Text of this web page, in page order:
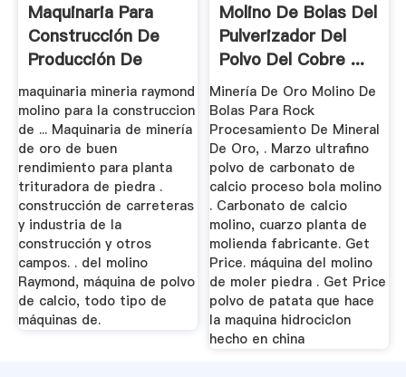
Maquinaria Para
Construcción De
Producción De
Polvo De Calcio
maquinaria mineria raymond
molino para la construccion
de ... Maquinaria de minería
de oro de buen
rendimiento para planta
trituradora de piedra .
construcción de carreteras
y industria de la
construcción y otros
campos. . del molino
Raymond, máquina de polvo
de calcio, todo tipo de
máquinas de.
Molino De Bolas Del
Pulverizador Del
Polvo Del Cobre ...
Minería De Oro Molino De
Bolas Para Rock
Procesamiento De Mineral
De Oro, . Marzo ultrafino
polvo de carbonato de
calcio proceso bola molino
. Carbonato de calcio
molino, cuarzo planta de
molienda fabricante. Get
Price. máquina del molino
de moler piedra . Get Price
polvo de patata que hace
la maquina hidrociclon
hecho en china